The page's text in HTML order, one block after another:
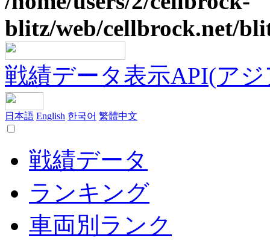
blitz/web/cellbrock.net/
戦績データ表示API(アジ
日本語 English 한국어 繁體中文
戦績データ
ランキング
車両別ランク